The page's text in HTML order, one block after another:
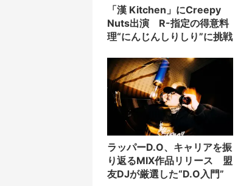
「漢 Kitchen」にCreepy
Nuts出演 R-指定の得意料
理“にんじんしりしり”に挑戦
ラッパーD.O、キャリアを振
り返るMIX作品リリース 盟
友DJが厳選した“D.O入門”